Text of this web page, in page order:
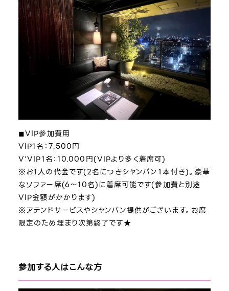
◼︎VIP参加費用
VIP1名：7,500円
V'VIP1名：10.000円(VIPより多く着席可)
※お1人の代金です(2名につきシャンパン１本付き)。豪華
なソファー席(6～10名)に着席可能です(参加費と別途
VIP金額がかかります)
※アテンドサービスやシャンパン提供がございます。お席
限定のため埋まり次第終了です★
参加する人はこんな方